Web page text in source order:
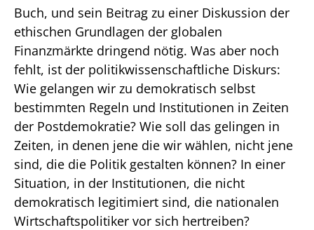
Buch, und sein Beitrag zu einer Diskussion der
ethischen Grundlagen der globalen
Finanzmärkte dringend nötig. Was aber noch
fehlt, ist der politikwissenschaftliche Diskurs:
Wie gelangen wir zu demokratisch selbst
bestimmten Regeln und Institutionen in Zeiten
der Postdemokratie? Wie soll das gelingen in
Zeiten, in denen jene die wir wählen, nicht jene
sind, die die Politik gestalten können? In einer
Situation, in der Institutionen, die nicht
demokratisch legitimiert sind, die nationalen
Wirtschaftspolitiker vor sich hertreiben?